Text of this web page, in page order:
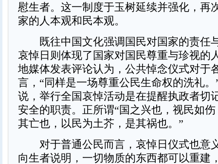
慰生者。这一制度于玉树延续并强化，再
家的人本观和民本观。
既往中国文化强调国民对国家的责任
哀悼日则体现了国家对国民尊重与珍视的
地媒体发表评论认为，公共悼念仪式对于
言，“同样是一场尊重公民生命权的洗礼
说，举行全国哀悼活动是在提醒执政者切
安全的职责。正所谓“国之兴也，视民如
其亡也，以民为土芥，是其祸也。”
对于普通公民而言，哀悼日仪式也意
向生者说明，一切物质的东西都可以重建